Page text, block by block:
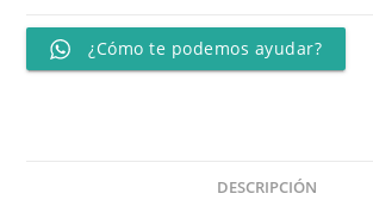
¿Cómo te podemos ayudar?
DESCRIPCIÓN